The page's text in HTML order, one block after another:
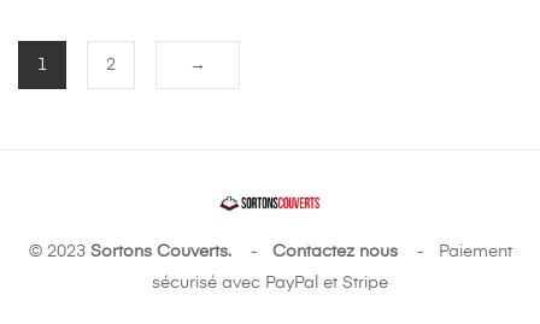
1 2 →
© 2023 Sortons Couverts.- Contactez nous- Paiement
sécurisé avec PayPal et Stripe